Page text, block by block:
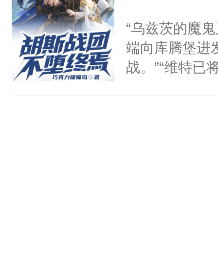
殖民地的异
与冒险。对初
然是躲避警方
鬼的束缚与诅
“乌兹茨的魔
端向库腾堡进
战。”“维特已